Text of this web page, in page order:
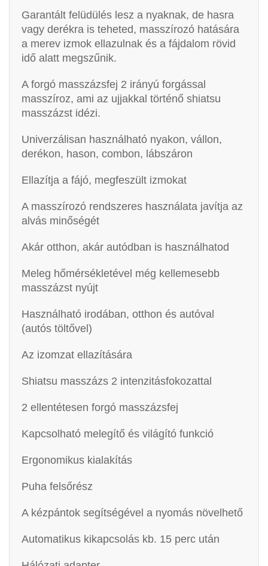
Garantált felüdülés lesz a nyaknak, de hasra
vagy derékra is teheted, masszírozó hatására
a merev izmok ellazulnak és a fájdalom rövid
idő alatt megszűnik.
A forgó masszázsfej 2 irányú forgással
masszíroz, ami az ujjakkal történő shiatsu
masszázst idézi.
Univerzálisan használható nyakon, vállon,
derékon, hason, combon, lábszáron
Ellazítja a fájó, megfeszült izmokat
A masszírozó rendszeres használata javítja az
alvás minőségét
Akár otthon, akár autódban is használhatod
Meleg hőmérsékletével még kellemesebb
masszázst nyújt
Használható irodában, otthon és autóval
(autós töltővel)
Az izomzat ellazítására
Shiatsu masszázs 2 intenzitásfokozattal
2 ellentétesen forgó masszázsfej
Kapcsolható melegítő és világító funkció
Ergonomikus kialakítás
Puha felsőrész
A kézpántok segítségével a nyomás növelhető
Automatikus kikapcsolás kb. 15 perc után